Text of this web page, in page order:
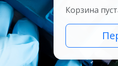
Корзина